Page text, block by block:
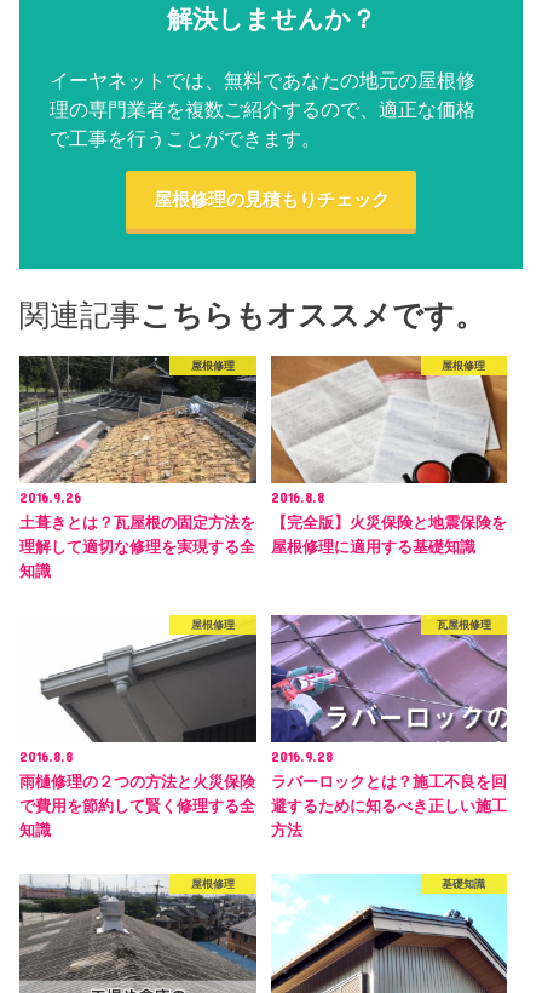
解決しませんか？
イーヤネットでは、無料であなたの地元の屋根修
理の専門業者を複数ご紹介するので、適正な価格
で工事を行うことができます。
屋根修理の見積もりチェック
関連記事こちらもオススメです。
屋根修理
2016.9.26
土葺きとは？瓦屋根の固定方法を
理解して適切な修理を実現する全
知識
屋根修理
2016.8.8
【完全版】火災保険と地震保険を
屋根修理に適用する基礎知識
屋根修理
2016.8.8
雨樋修理の２つの方法と火災保険
で費用を節約して賢く修理する全
知識
瓦屋根修理
2016.9.28
ラバーロックとは？施工不良を回
避するために知るべき正しい施工
方法
屋根修理 基礎知識